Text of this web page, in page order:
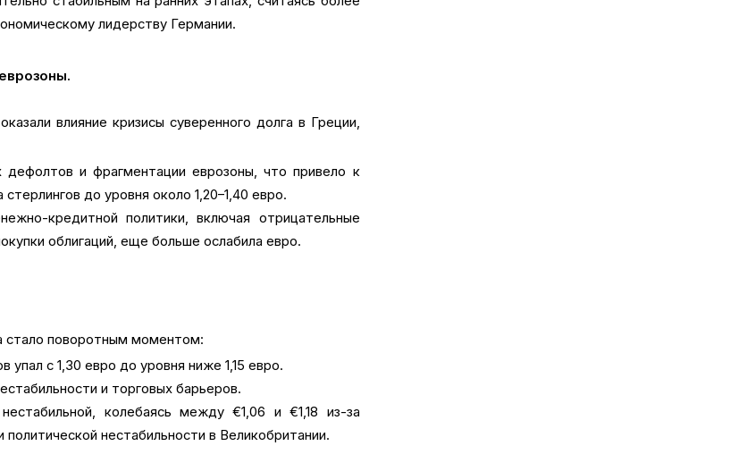
лидерству Германии.
влияние кризисы суверенного долга в Греции,
дефолтов и фрагментации еврозоны, что привело к
до уровня около 1,20–1,40 евро.
кредитной политики, включая отрицательные
облигаций, еще больше ослабила евро.
стало поворотным моментом:
упал с 1,30 евро до уровня ниже 1,15 евро.
и торговых барьеров.
колебаясь между €1,06 и €1,18 из-за
нестабильности в Великобритании.